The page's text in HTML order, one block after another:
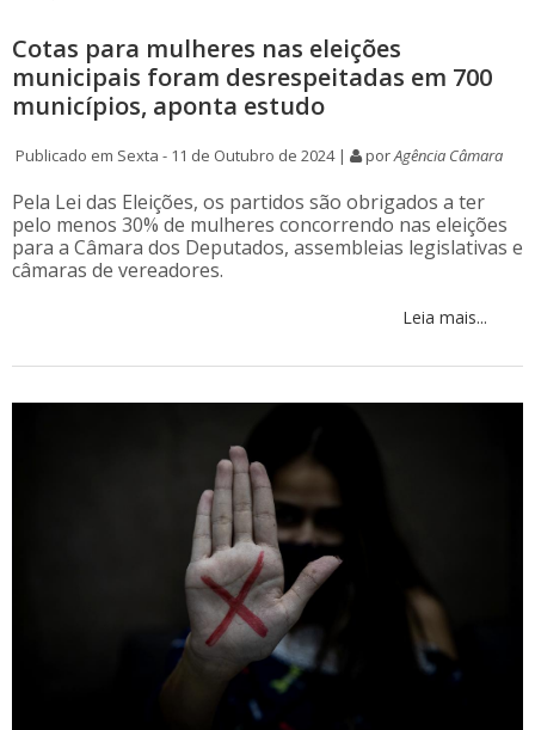
Cotas para mulheres nas eleições
municipais foram desrespeitadas em 700
municípios, aponta estudo
Publicado em Sexta - 11 de Outubro de 2024 | porAgência Câmara
Pela Lei das Eleições, os partidos são obrigados a ter
pelo menos 30% de mulheres concorrendo nas eleições
para a Câmara dos Deputados, assembleias legislativas e
câmaras de vereadores.
Leia mais...